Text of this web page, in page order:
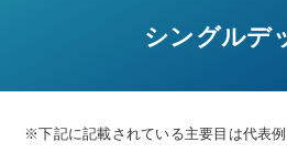
シングルデ
※下記に記載されている主要目は代表